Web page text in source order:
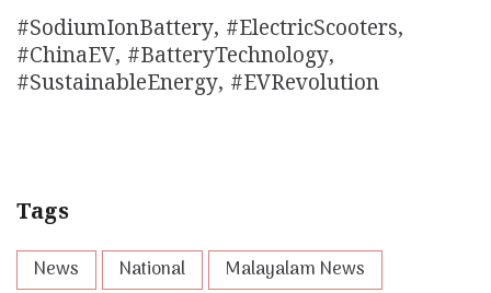
#SodiumIonBattery, #ElectricScooters,
#ChinaEV, #BatteryTechnology,
#SustainableEnergy, #EVRevolution
Tags
News National
Malayalam News